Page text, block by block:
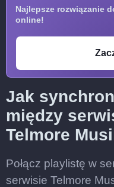
Najlepsze rozwiązanie
online!
Jak
między
Telmore
Połącz playlistę w
serwisie Telmore